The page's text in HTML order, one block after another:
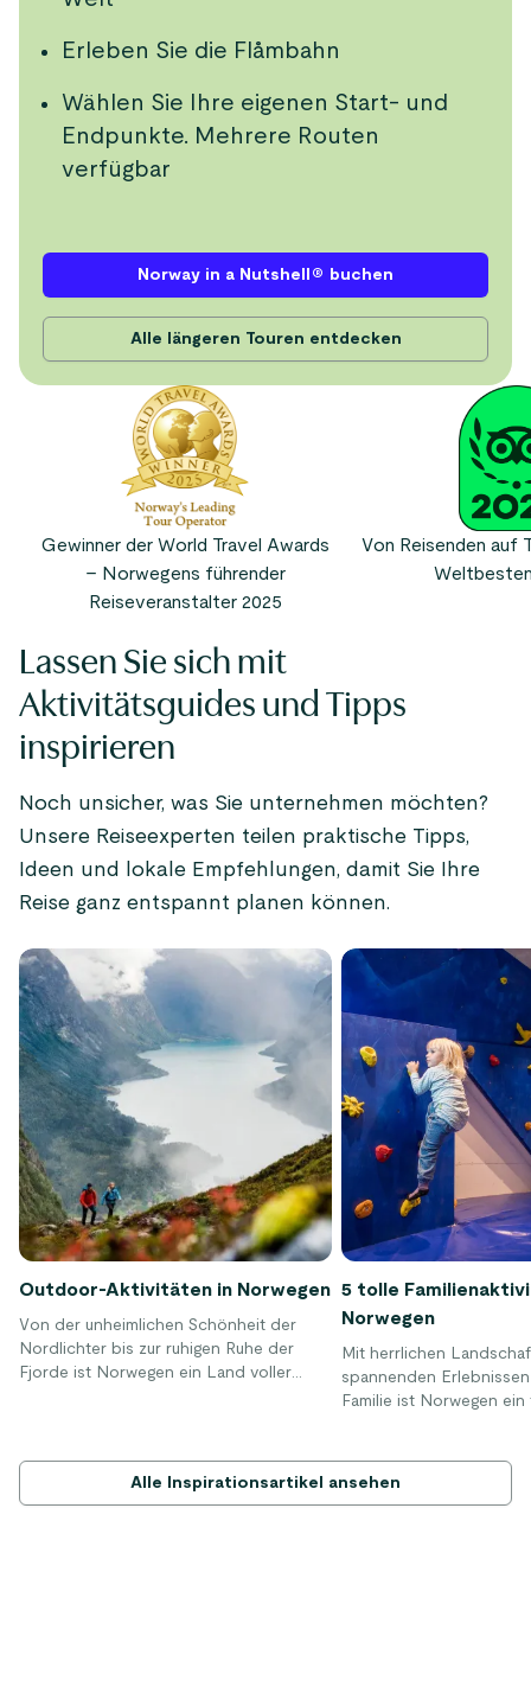
Erleben Sie die Flåmbahn
Wählen Sie Ihre eigenen Start- und
Endpunkte. Mehrere Routen
verfügbar
Norway in a Nutshell® buchen
Alle längeren Touren entdecken
Gewinner der World Travel Awards
– Norwegens führender
Reiseveranstalter 2025
Von Reisenden auf
Lassen Sie sich mit
Aktivitätsguides und Tipps
inspirieren
Noch unsicher, was Sie unternehmen möchten?
Unsere Reiseexperten teilen praktische Tipps,
Ideen und lokale Empfehlungen, damit Sie Ihre
Reise ganz entspannt planen können.
Outdoor-Aktivitäten in Norwegen
Von der unheimlichen Schönheit der
Nordlichter bis zur ruhigen Ruhe der
Fjorde ist Norwegen ein Land voller
jedem, der einen Natururlaub sucht, so
viel zu bieten. Es gibt viele Outdoor-
5 tolle
Norwegen
Mit herrlichen
spannenden
Familie ist Norwegen ein
vergessen werden, mit
Kletterabenteuern,
Alle Inspirationsartikel ansehen